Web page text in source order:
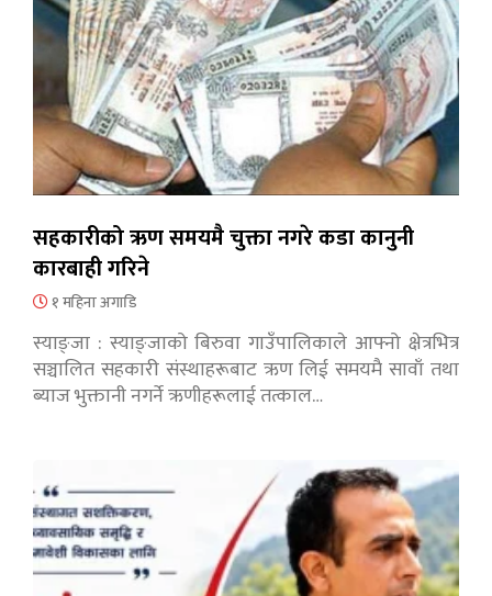
सहकारीको ऋण समयमै चुक्ता नगरे कडा कानुनी
कारबाही गरिने
१ महिना अगाडि
स्याङ्जा : स्याङ्जाको बिरुवा गाउँपालिकाले आफ्नो क्षेत्रभित्र
सञ्चालित सहकारी संस्थाहरूबाट ऋण लिई समयमै सावाँ तथा
ब्याज भुक्तानी नगर्ने ऋणीहरूलाई तत्काल…